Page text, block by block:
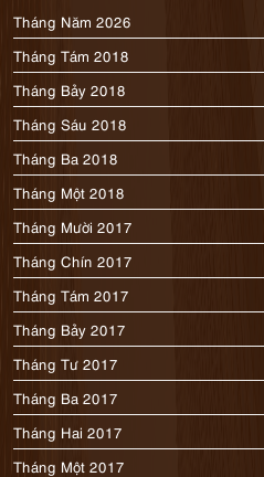
Tháng Năm 2026
Tháng Tám 2018
Tháng Bảy 2018
Tháng Sáu 2018
Tháng Ba 2018
Tháng Một 2018
Tháng Mười 2017
Tháng Chín 2017
Tháng Tám 2017
Tháng Bảy 2017
Tháng Tư 2017
Tháng Ba 2017
Tháng Hai 2017
Tháng Một 2017